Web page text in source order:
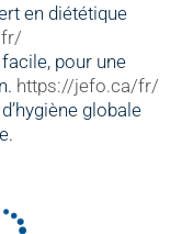
en diététique
pour une
https://jefo.ca/fr/
globale